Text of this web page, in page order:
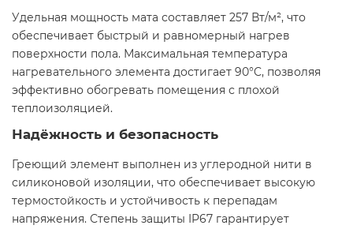
Удельная мощность мата составляет 257 Вт/м², что
обеспечивает быстрый и равномерный нагрев
поверхности пола. Максимальная температура
нагревательного элемента достигает 90°C, позволяя
эффективно обогревать помещения с плохой
теплоизоляцией.
Надёжность и безопасность
Греющий элемент выполнен из углеродной нити в
силиконовой изоляции, что обеспечивает высокую
термостойкость и устойчивость к перепадам
напряжения. Степень защиты IP67 гарантирует